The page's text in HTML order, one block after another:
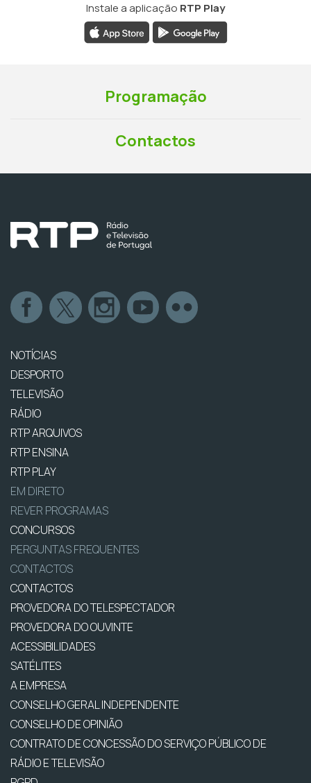
Instale a aplicação RTP Play
Programação
Contactos
NOTÍCIAS
DESPORTO
TELEVISÃO
RÁDIO
RTP ARQUIVOS
RTP ENSINA
RTP PLAY
EM DIRETO
REVER PROGRAMAS
CONCURSOS
PERGUNTAS FREQUENTES
CONTACTOS
CONTACTOS
PROVEDORA DO TELESPECTADOR
PROVEDORA DO OUVINTE
ACESSIBILIDADES
SATÉLITES
A EMPRESA
CONSELHO GERAL INDEPENDENTE
CONSELHO DE OPINIÃO
CONTRATO DE CONCESSÃO DO SERVIÇO PÚBLICO DE
RÁDIO E TELEVISÃO